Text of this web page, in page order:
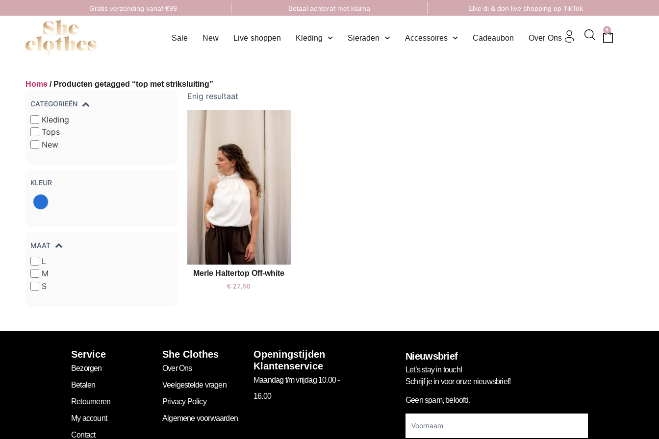
Gratis verzending vanaf €99 Betaal achteraf met klarna Elke di & don live shopping op TikTok
Sale New Live shoppen Kleding Sieraden Accessoires Cadeaubon Over Ons
0
Home / Producten getagged “top met striksluiting”
CATEGORIEËN
Kleding
Tops
New
KLEUR
MAAT
L
M
S
Enig resultaat
S M L
Merle Haltertop Off-white
€ 27,50
Service
Bezorgen
Betalen
Retourneren
My account
Contact
She Clothes
Over Ons
Veelgestelde vragen
Privacy Policy
Algemene voorwaarden
Openingstijden
Klantenservice
Maandag t/m vrijdag 10.00 -
16.00
Nieuwsbrief
Let’s stay in touch!
Schrijf je in voor onze nieuwsbrief!
Geen spam, beloofd.
Newsletter